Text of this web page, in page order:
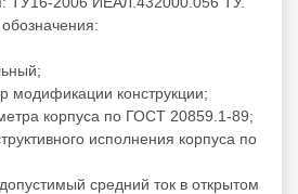
модификации конструкции;
корпуса по ГОСТ 20859.1-89;
исполнения корпуса по
средний ток в открытом